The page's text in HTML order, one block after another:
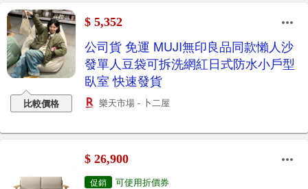
比較價格
$ 5,352
公司貨 免運 MUJI無印良品同款懶人沙
發單人豆袋可拆洗網紅日式防水小戶型
臥室 快速發貨
樂天市場 - 卜二屋
$ 26,900
促銷 可使用折價券